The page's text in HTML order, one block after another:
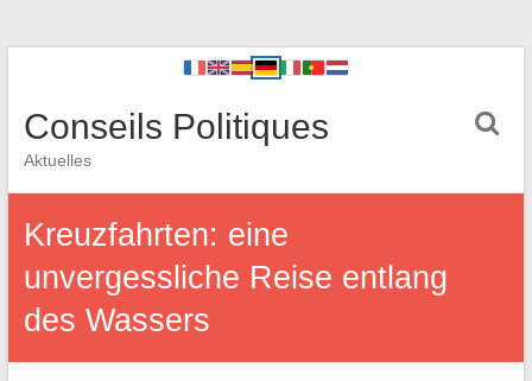
Conseils Politiques
Aktuelles
Kreuzfahrten: eine
unvergessliche Reise entlang
des Wassers